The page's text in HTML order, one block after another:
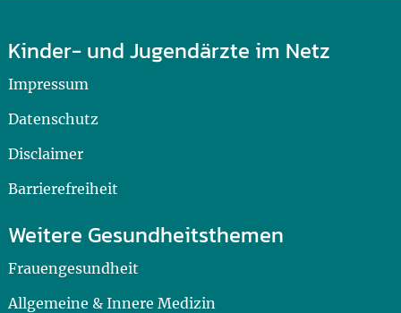
Kinder- und Jugendärzte im Netz
Impressum
Datenschutz
Disclaimer
Barrierefreiheit
Weitere Gesundheitsthemen
Frauengesundheit
Allgemeine & Innere Medizin